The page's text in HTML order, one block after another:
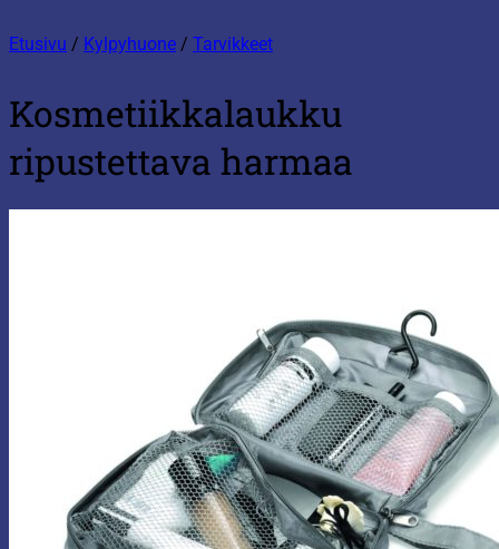
Etusivu / Kylpyhuone / Tarvikkeet
Kosmetiikkalaukku
ripustettava harmaa